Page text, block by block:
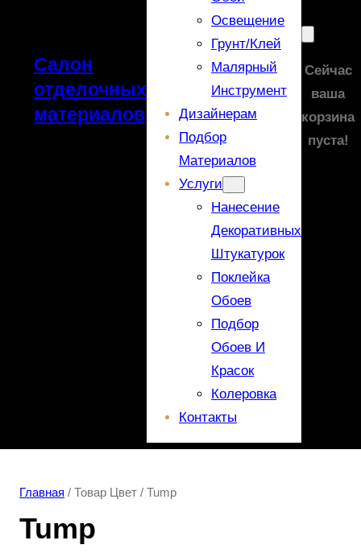
Салон
отделочных
материалов
Освещение
Грунт/Клей
Малярный
Инструмент
Дизайнерам
Подбор
Материалов
Услуги
Нанесение
Декоративных
Штукатурок
Поклейка
Обоев
Подбор
Обоев И
Красок
Колеровка
Контакты
Сейчас
ваша
корзина
пуста!
Главная / Товар Цвет / Tump
Tump